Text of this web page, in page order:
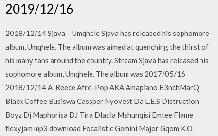
2019/12/16
2018/12/14 Sjava – Umqhele Sjava has released his sophomore
album, Umqhele. The album was aimed at quenching the thirst of
his many fans around the country. Stream Sjava has released his
sophomore album, Umqhele. The album was 2017/05/16
2018/12/14 A-Reece Afro-Pop AKA Amapiano B3nchMarQ
Black Coffee Busiswa Cassper Nyovest Da L.E.S Distruction
Boyz Dj Maphorisa DJ Tira Dladla Mshunqisi Emtee Flame
flexyjam mp3 download Focalistic Gemini Major Gqom K.O